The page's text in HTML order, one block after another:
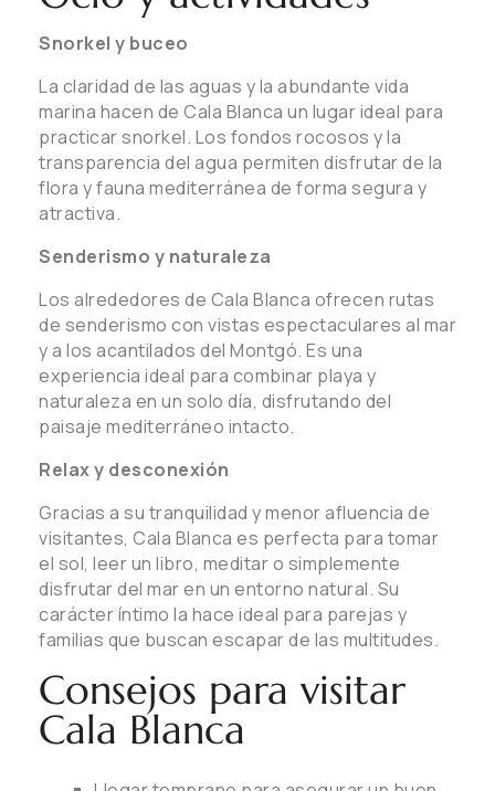
Snorkel y buceo
La claridad de las aguas y la abundante vida
marina hacen de Cala Blanca un lugar ideal para
practicar snorkel. Los fondos rocosos y la
transparencia del agua permiten disfrutar de la
flora y fauna mediterránea de forma segura y
atractiva.
Senderismo y naturaleza
Los alrededores de Cala Blanca ofrecen rutas
de senderismo con vistas espectaculares al mar
y a los acantilados del Montgó. Es una
experiencia ideal para combinar playa y
naturaleza en un solo día, disfrutando del
paisaje mediterráneo intacto.
Relax y desconexión
Gracias a su tranquilidad y menor afluencia de
visitantes, Cala Blanca es perfecta para tomar
el sol, leer un libro, meditar o simplemente
disfrutar del mar en un entorno natural. Su
carácter íntimo la hace ideal para parejas y
familias que buscan escapar de las multitudes.
Consejos para visitar
Cala Blanca